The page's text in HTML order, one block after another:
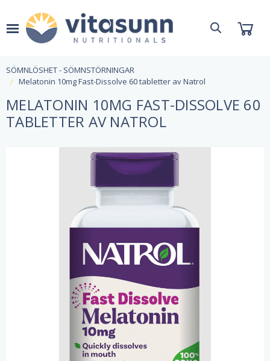
SÖMNLÖSHET - SÖMNSTÖRNINGAR
Melatonin 10mg Fast-Dissolve 60 tabletter av Natrol
MELATONIN 10MG FAST-DISSOLVE 60
TABLETTER AV NATROL